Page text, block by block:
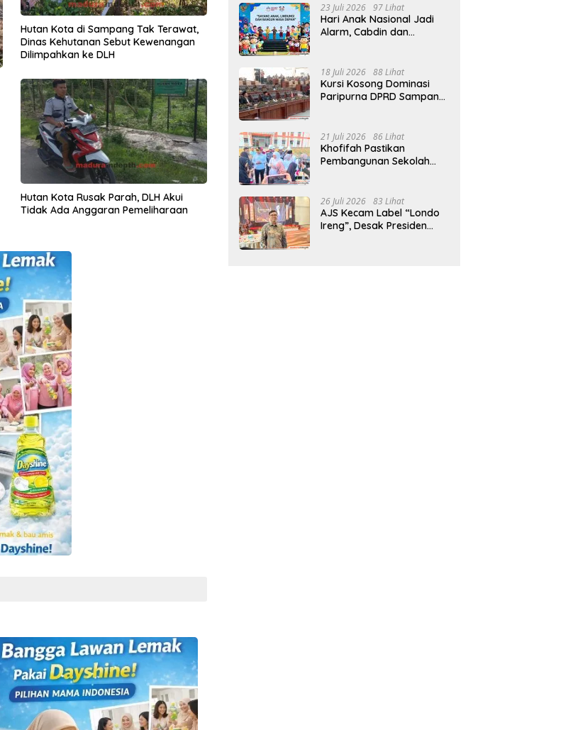
Hutan Kota di Sampang Tak Terawat,
Dinas Kehutanan Sebut Kewenangan
Dilimpahkan ke DLH
Hutan Kota Rusak Parah, DLH Akui
Tidak Ada Anggaran Pemeliharaan
23 Juli 2026 97 Lihat
Hari Anak Nasional Jadi
Alarm, Cabdin dan
Kekerasan Seksual Anak
18 Juli 2026 88 Lihat
Kursi Kosong Dominasi
Paripurna DPRD Sampang,
21 Juli 2026 86 Lihat
Khofifah Pastikan
Pembangunan Sekolah
Indonesia Emas
26 Juli 2026 83 Lihat
AJS Kecam Label “Londo
Ireng”, Desak Presiden